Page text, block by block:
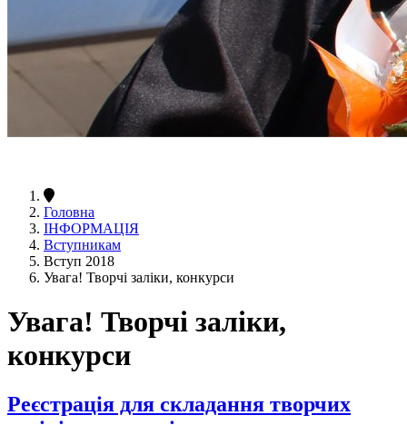
Головна
ІНФОРМАЦІЯ
Вступникам
Вступ 2018
Увага! Творчі заліки, конкурси
Увага! Творчі заліки,
конкурси
Реєстрація для складання творчих